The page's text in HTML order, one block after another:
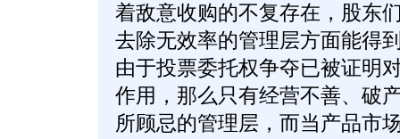
着敌意收购的不复存在，股东
去除无效率的管理层方面能得
由于投票委托权争夺已被证明
作用，那么只有经营不善、破
所顾忌的管理层，而当产品市